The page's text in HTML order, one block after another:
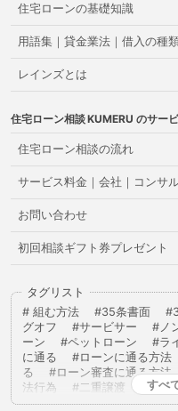
住宅ローンの基礎知識
用語集｜貸金業法｜借入の種
レインズとは
住宅ローン相談 のサー
住宅ローン相談の流れ
サービス料金｜会社｜コンサ
お問い合わせ
初回相談ギフト券プレゼント
タグリスト
組む方法
35条書面
グオフ
サービサー ノ
ーン
ペットローン ラ
に通る
ローンに通る方法
る
ローン審査に通る方法
法行為
二重譲渡 代物
任意売却
任意整理
すべ